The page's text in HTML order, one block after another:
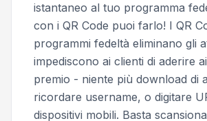
istantaneo al tuo programma
con i QR Code puoi farlo! I QR
programmi fedeltà eliminano gli
impediscono ai clienti di aderire
premio - niente più download di
ricordare username, o digitare
dispositivi mobili. Basta